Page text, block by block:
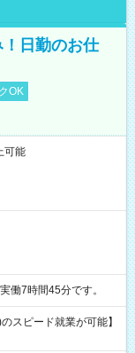
日勤のお仕
OK
可能
※表記のうち実働7時間45分です。
スピード就業が可能】